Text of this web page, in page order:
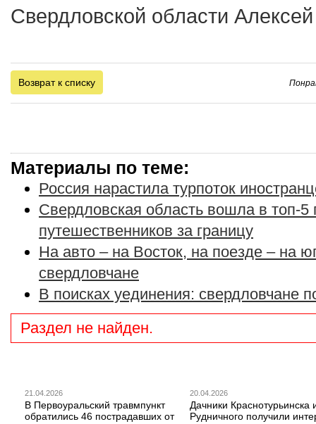
Свердловской области
Возврат к списку
Материалы по теме:
Россия нарастила турпоток
Свердловская область вошла в топ-5
путешественников за границу
На авто – на Восток, на поезде – на
свердловчане
В поисках уединения: свердловчане
Раздел не найден.
21.04.2026
В Первоуральский травмпункт
обратились 46 пострадавших от
20.04.2026
Дачники Краснотурьинска
Рудничного получили